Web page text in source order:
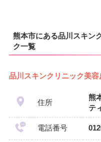
熊本市にある品川スキン
ク一覧
品川スキンクリニック美
住所
熊
テ
電話番号